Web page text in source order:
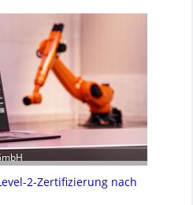
2-Zertifizierung nach